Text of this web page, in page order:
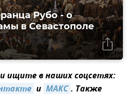
Рубо - о
в Севастополе
ищите в наших соцсетях:
и МАКС. Также